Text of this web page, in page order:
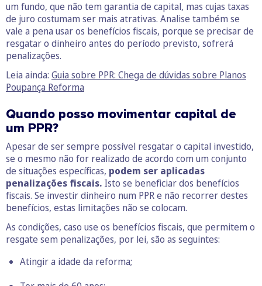
um fundo, que não tem garantia de capital, mas cujas taxas
de juro costumam ser mais atrativas. Analise também se
vale a pena usar os benefícios fiscais, porque se precisar de
resgatar o dinheiro antes do período previsto, sofrerá
penalizações.
Leia ainda: Guia sobre PPR: Chega de dúvidas sobre Planos
Poupança Reforma
Quando posso movimentar capital de
um PPR?
Apesar de ser sempre possível resgatar o capital investido,
se o mesmo não for realizado de acordo com um conjunto
de situações específicas, podem ser aplicadas
penalizações fiscais. Isto se beneficiar dos benefícios
fiscais. Se investir dinheiro num PPR e não recorrer destes
benefícios, estas limitações não se colocam.
As condições, caso use os benefícios fiscais, que permitem o
resgate sem penalizações, por lei, são as seguintes:
Atingir a idade da reforma;